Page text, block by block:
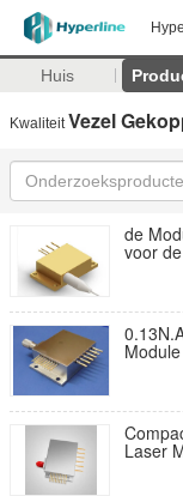
Huis
KwaliteitVezel
de
voor
Laser